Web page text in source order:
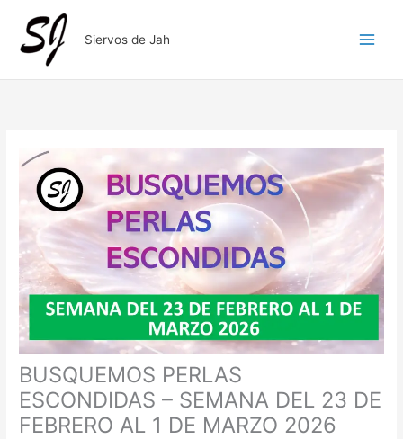
contenido
Siervos de Jah
BUSQUEMOS PERLAS
ESCONDIDAS – SEMANA DEL 23 DE
FEBRERO AL 1 DE MARZO 2026